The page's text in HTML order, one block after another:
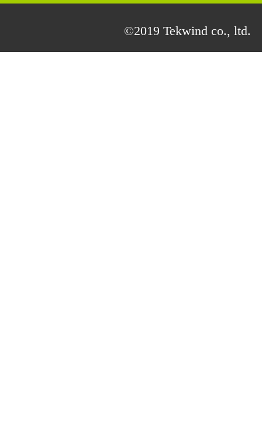
©2019 Tekwind co., ltd.